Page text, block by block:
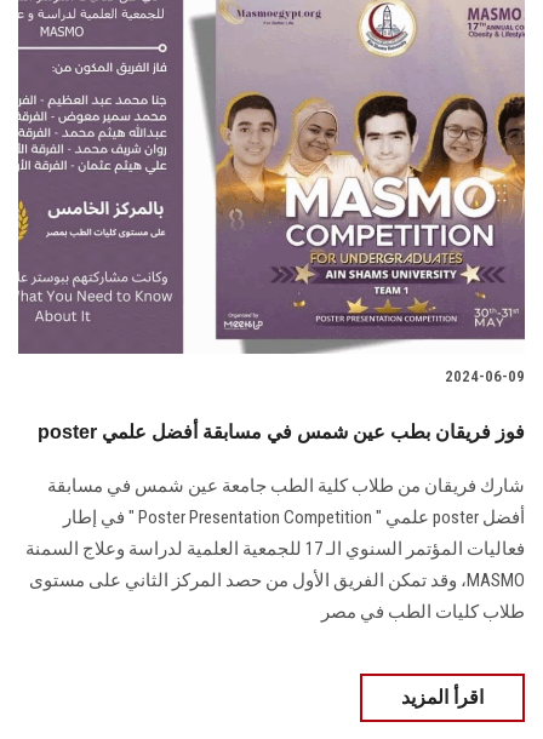
2024-06-09
poster فوز فريقان بطب عين شمس في مسابقة أفضل علمي
شارك فريقان من طلاب كلية الطب جامعة عين شمس في مسابقة
أفضل‎ poster ‎علمي‎ " ‎Poster Presentation Competition " ‎في إطار
MASMO، وقد تمكن الفريق الأول من حصد المركز الثاني على مستوى
طلاب كليات الطب في مصر
اقرأ المزيد